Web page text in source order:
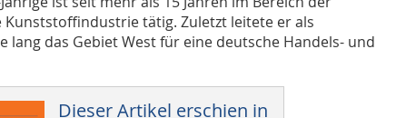
tätig. Zuletzt leitete er als
lang das Gebiet West für eine deutsche Handels- und
Dieser Artikel erschien in